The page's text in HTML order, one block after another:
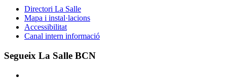
Directori La Salle
Mapa i instal·lacions
Accessibilitat
Canal intern informació
Segueix La Salle BCN